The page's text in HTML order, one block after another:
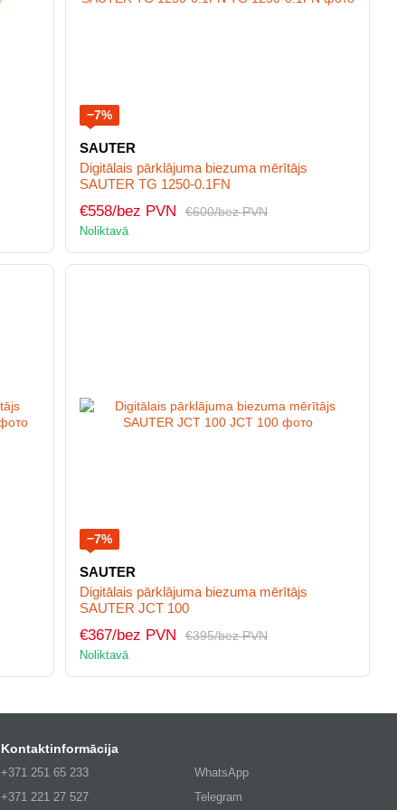
−7%
SAUTER
Digitālais pārklājuma biezuma mērītājs
SAUTER TG 1250-0.1FN
€600/bez PVN
€558/bez PVN
Noliktavā
−7%
SAUTER
Digitālais pārklājuma biezuma mērītājs
SAUTER JCT 100
€395/bez PVN
€367/bez PVN
Noliktavā
Kontaktinformācija
+371 251 65 233
+371 221 27 527
WhatsApp
Telegram